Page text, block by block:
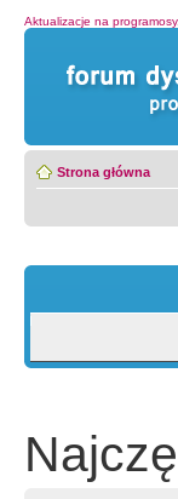
Aktualizacje na
Strona główna